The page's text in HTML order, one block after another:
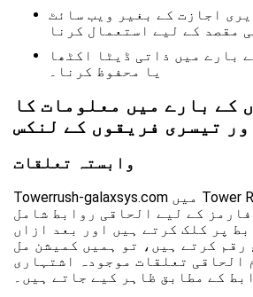
اجازت کے بغیر ویب سائٹ
مقصد کے لیے استعمال کرنا
بارے میں ذاتی ڈیٹا اکٹھا
یا محفوظ کرنا۔
کے بارے میں معلومات کا
تیسری فریقوں کے لنکس
وابستہ تعلقات
Towerrush-galaxsys.com میں Tower Rush گیم پیش کرنے
کے لیے الحاقی روابط شامل
پر کلک کرتے ہیں اور بعد ازاں
رقم کرتے ہیں، تو ہمیں کمیشن مل
الحاقی تعلقات موجودہ اشتہاری
کے مطابق ظاہر کیے جاتے ہیں۔